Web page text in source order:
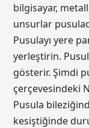
bilgisayar,
unsurlar
Pusulayı yere
yerleştirin.
gösterir. Şimdi
çerçevesindeki
Pusula
kesiştiğinde